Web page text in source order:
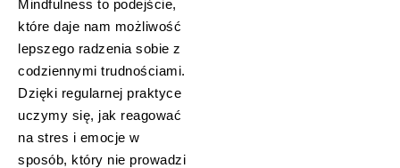
Mindfulness to podejście,
które daje nam możliwość
lepszego radzenia sobie z
codziennymi trudnościami.
Dzięki regularnej praktyce
uczymy się, jak reagować
na stres i emocje w
sposób, który nie prowadzi